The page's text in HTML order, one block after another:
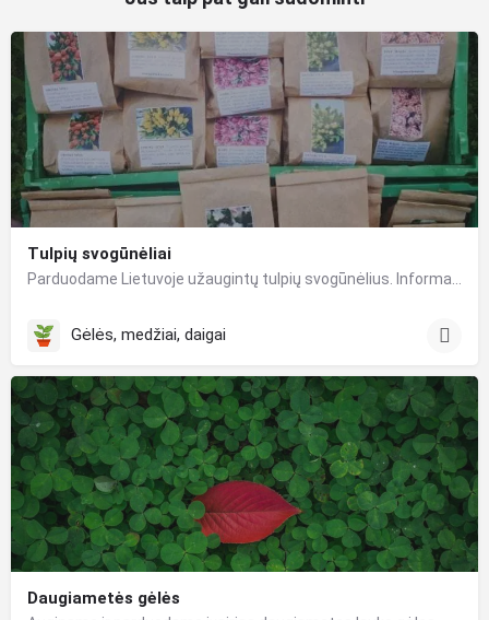
Tulpių svogūnėliai
Gėlės, medžiai, daigai
Daugiametės gėlės